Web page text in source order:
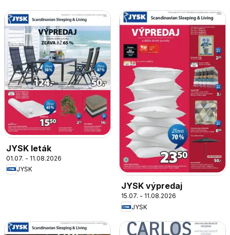
JYSK leták
01.07. - 11.08.2026
JYSK
JYSK výpredaj
15.07. - 11.08.2026
JYSK